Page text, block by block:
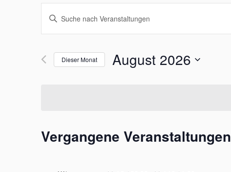
Veranstaltungen
Suche
und
Ansichten,
Navigation
Bitte
Suche
nach
Dieser Monat August 2026
Vergangene Veranstaltungen